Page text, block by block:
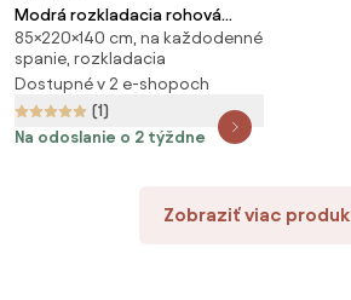
Modrá rozkladacia rohová
pohovka ZENOVA 220x140 cm,
obojstranná
85×220×140 cm, na každodenné
spanie, rozkladacia
Dostupné v 2 e-shopoch
(1)
Na odoslanie o 2 týždne
Zobraziť viac